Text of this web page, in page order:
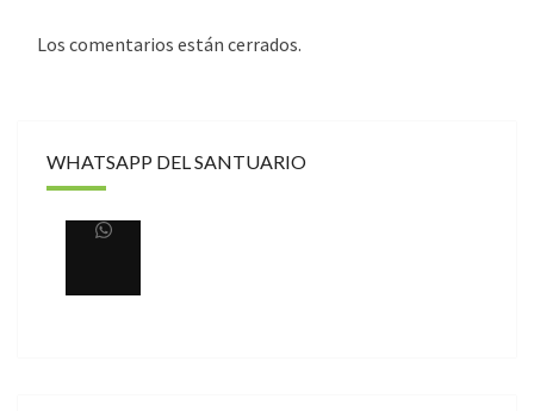
Los comentarios están cerrados.
WHATSAPP DEL SANTUARIO